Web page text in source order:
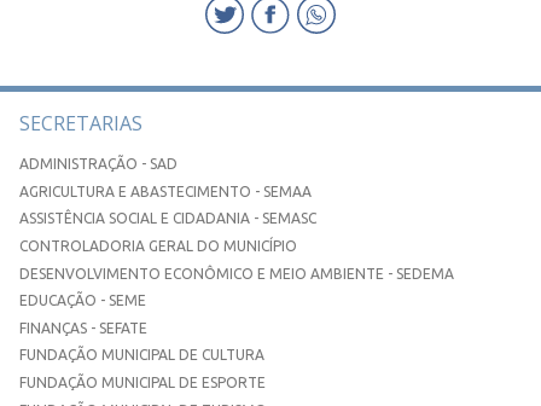
SECRETARIAS
ADMINISTRAÇÃO - SAD
AGRICULTURA E ABASTECIMENTO - SEMAA
ASSISTÊNCIA SOCIAL E CIDADANIA - SEMASC
CONTROLADORIA GERAL DO MUNICÍPIO
DESENVOLVIMENTO ECONÔMICO E MEIO AMBIENTE - SEDEMA
EDUCAÇÃO - SEME
FINANÇAS - SEFATE
FUNDAÇÃO MUNICIPAL DE CULTURA
FUNDAÇÃO MUNICIPAL DE ESPORTE